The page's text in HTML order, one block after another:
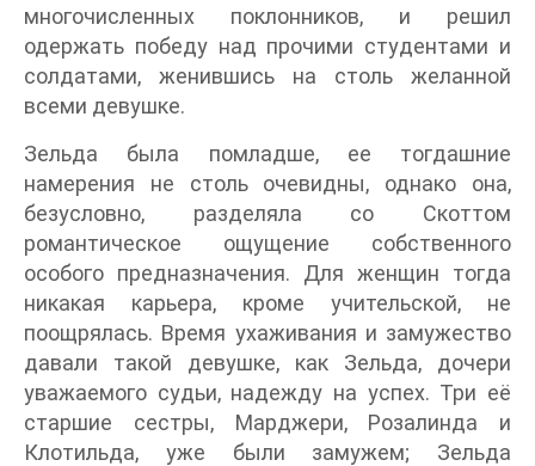
многочисленных поклонников, и решил
одержать победу над прочими студентами и
солдатами, женившись на столь желанной
всеми девушке.
Зельда была помладше, ее тогдашние
намерения не столь очевидны, однако она,
безусловно, разделяла со Скоттом
романтическое ощущение собственного
особого предназначения. Для женщин тогда
никакая карьера, кроме учительской, не
поощрялась. Время ухаживания и замужество
давали такой девушке, как Зельда, дочери
уважаемого судьи, надежду на успех. Три её
старшие сестры, Марджери, Розалинда и
Клотильда, уже были замужем; Зельда